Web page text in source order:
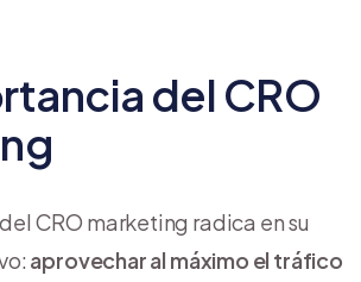
del CRO
CRO marketing radica en su
aprovechar al máximo el tráfico